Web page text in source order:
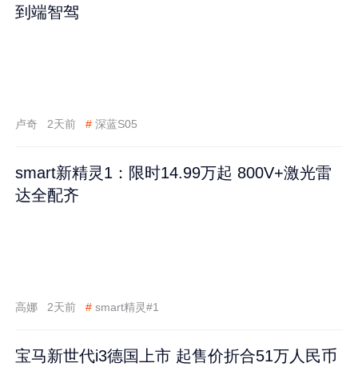
到端智驾
卢奇 2天前 # 深蓝S05
smart新精灵1：限时14.99万起 800V+激光雷
达全配齐
高娜 2天前 # smart精灵#1
宝马新世代i3德国上市 起售价折合51万人民币